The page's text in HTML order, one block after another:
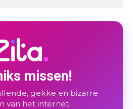
missen!
gekke en bizarre
van het internet.